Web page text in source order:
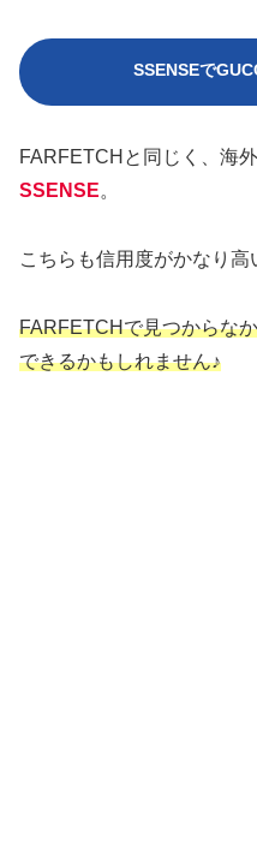
SSENSEで
FARFETCHと同じく、海
SSENSE。
こちらも信用度がかなり高
FARFETCHで見つからな
できるかもしれません♪